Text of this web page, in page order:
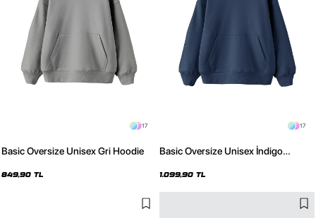
17
Basic Oversize Unisex Gri Hoodie
849,90 TL
17
Basic Oversize Unisex İndigo
1.099,90 TL